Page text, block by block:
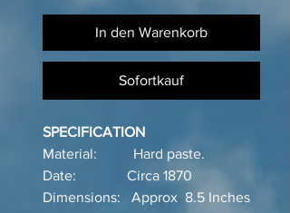
In den Warenkorb
Sofortkauf
SPECIFICATION
Material: Hard paste.
Date: Circa 1870
Dimensions: Approx 8.5 Inches